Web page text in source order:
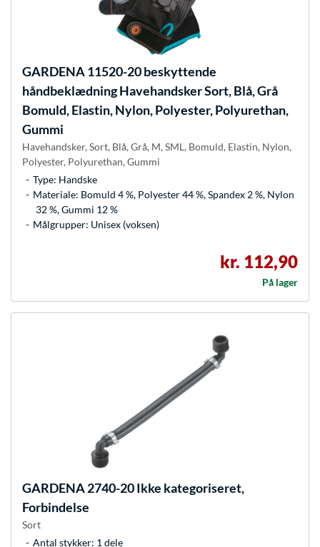
GARDENA11520-20 beskyttende
håndbeklædning Havehandsker Sort, Blå, Grå
Bomuld, Elastin, Nylon, Polyester, Polyurethan,
Gummi
Havehandsker, Sort, Blå, Grå, M, SML, Bomuld, Elastin, Nylon,
Polyester, Polyurethan, Gummi
Type: Handske
Materiale: Bomuld 4 %, Polyester 44 %, Spandex 2 %, Nylon
32 %, Gummi 12 %
Målgrupper: Unisex (voksen)
kr. 112,90
På lager
GARDENA2740-20 Ikke kategoriseret,
Forbindelse
Sort
Antal stykker: 1 dele